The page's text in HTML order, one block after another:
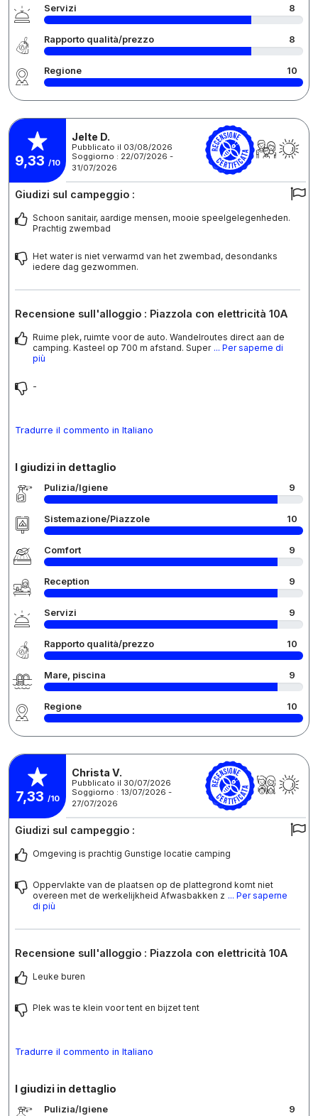
Servizi 8
Rapporto qualità/prezzo 8
Regione 10
9,33 /10
Jelte D.
Pubblicato il 03/08/2026
Soggiorno : 22/07/2026 -
31/07/2026
Giudizi sul campeggio :
Schoon sanitair, aardige mensen, mooie speelgelegenheden.
Prachtig zwembad
Het water is niet verwarmd van het zwembad, desondanks
iedere dag gezwommen.
Recensione sull'alloggio : Piazzola con elettricità 10A
Ruime plek, ruimte voor de auto. Wandelroutes direct aan de
camping. Kasteel op 700 m afstand. Super ... Per saperne di
più
-
Tradurre il commento in Italiano
I giudizi in dettaglio
Pulizia/Igiene 9
Sistemazione/Piazzole 10
Comfort 9
Reception 9
Servizi 9
Rapporto qualità/prezzo 10
Mare, piscina 9
Regione 10
7,33 /10
Christa V.
Pubblicato il 30/07/2026
Soggiorno : 13/07/2026 -
27/07/2026
Giudizi sul campeggio :
Omgeving is prachtig Gunstige locatie camping
Oppervlakte van de plaatsen op de plattegrond komt niet
overeen met de werkelijkheid Afwasbakken z ... Per saperne
di più
Recensione sull'alloggio : Piazzola con elettricità 10A
Leuke buren
Plek was te klein voor tent en bijzet tent
Tradurre il commento in Italiano
I giudizi in dettaglio
Pulizia/Igiene 9